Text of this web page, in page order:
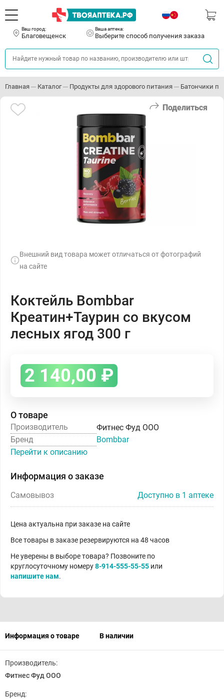
Ваш город:
Благовещенск
Ваша аптека:
Выберите способ получения заказа
Главная Каталог Продукты для здорового питания Батончики
Поделиться
Внешний вид товара может отличаться от фотографий
на сайте
Коктейль Bombbar
Креатин+Таурин со вкусом
лесных ягод 300 г
2 140,00 ₽
О товаре
Производитель
Фитнес Фуд ООО
Бренд
Bombbar
Перейти к описанию
Информация о заказе
Самовывоз Доступно в 1 аптеке
Цена актуальна при заказе на сайте
Все товары в заказе резервируются на 48 часов
Не уверены в выборе товара? Позвоните по
круглосуточному номеру8-914-555-55-55 или
напишите нам.
Информация о товаре В наличии
Производитель:
Фитнес Фуд ООО
Бренд: